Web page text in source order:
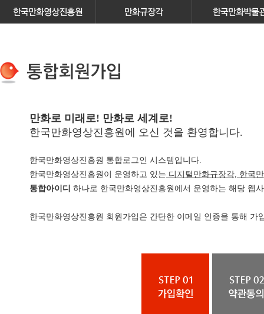
만화로 미래로! 만화로 세계로!
한국만화영상진흥원에 오신 것을 환영합니다.
한국만화영상진흥원 통합로그인 시스템입니다.
한국만화영상진흥원이 운영하고 있는 디지털만화규장각, 한국
통합아이디 하나로 한국만화영상진흥원에서 운영하는 해당 웹
한국만화영상진흥원 회원가입은 간단한 이메일 인증을 통해 가